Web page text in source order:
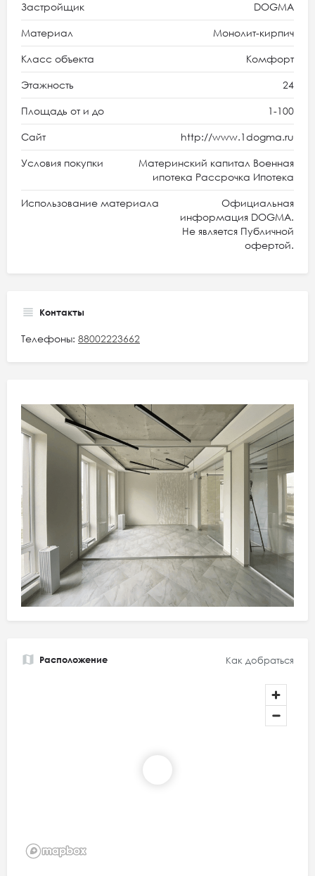
Застройщик DOGMA
Материал Монолит-кирпич
Класс объекта Комфорт
Этажность 24
Площадь от и до 1-100
Сайт http://www.1dogma.ru
Условия покупки
Материнский капитал Военная
ипотека Рассрочка Ипотека
Использование материала
Официальная
информация DOGMA.
Не является Публичной
офертой.
Контакты
Телефоны: 88002223662
Расположение Как добраться